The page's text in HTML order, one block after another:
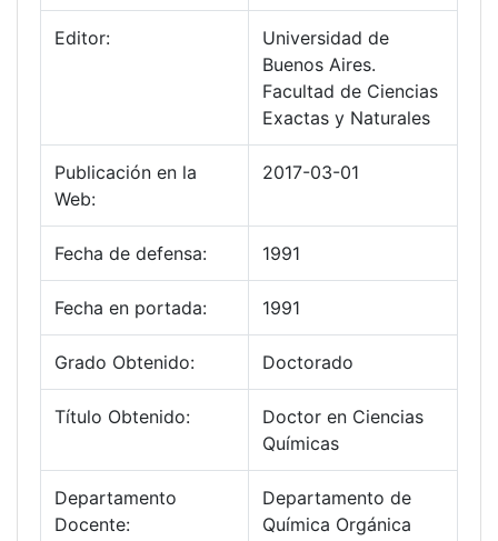
Editor:
Universidad de
Buenos Aires.
Facultad de Ciencias
Exactas y Naturales
Publicación en la
Web:
2017-03-01
Fecha de defensa: 1991
Fecha en portada: 1991
Grado Obtenido: Doctorado
Título Obtenido:
Doctor en Ciencias
Químicas
Departamento
Docente:
Departamento de
Química Orgánica